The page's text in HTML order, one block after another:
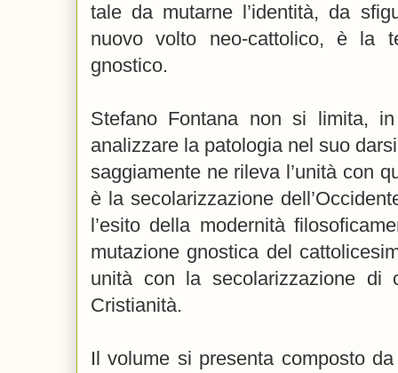
tale da mutarne l’identità, da
nuovo volto neo-cattolico, è la
gnostico.
Stefano Fontana non si limita,
analizzare la patologia nel suo
saggiamente ne rileva l’unità con
è la secolarizzazione
l’esito della modernità
mutazione gnostica del
unità con la secolarizzazione
Cristianità.
Il volume si presenta composto